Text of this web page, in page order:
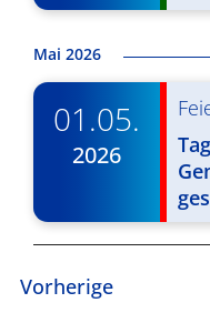
Mai 2026
01.05.
2026
Vorherige